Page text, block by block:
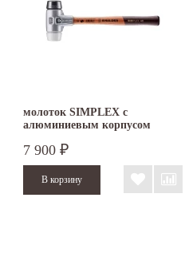
молоток SIMPLEX с
алюминиевым корпусом
3127.040
7 900 ₽